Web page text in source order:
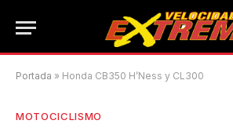
Portada » Honda CB350 H’Ness y CL300
MOTOCICLISMO